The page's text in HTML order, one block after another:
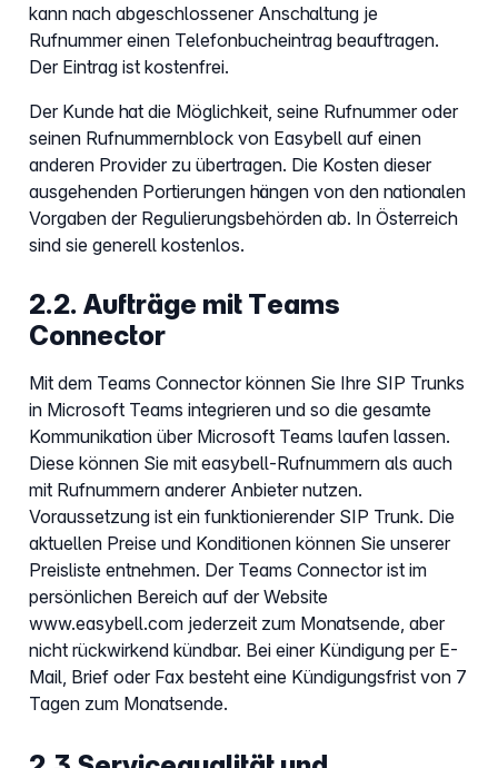
kann nach abgeschlossener Anschaltung je
Rufnummer einen Telefonbucheintrag beauftragen.
Der Eintrag ist kostenfrei.
Der Kunde hat die Möglichkeit, seine Rufnummer oder
seinen Rufnummernblock von Easybell auf einen
anderen Provider zu übertragen. Die Kosten dieser
ausgehenden Portierungen hängen von den nationalen
Vorgaben der Regulierungsbehörden ab. In Österreich
sind sie generell kostenlos.
2.2. Aufträge mit Teams
Connector
Mit dem Teams Connector können Sie Ihre SIP Trunks
in Microsoft Teams integrieren und so die gesamte
Kommunikation über Microsoft Teams laufen lassen.
Diese können Sie mit easybell-Rufnummern als auch
mit Rufnummern anderer Anbieter nutzen.
Voraussetzung ist ein funktionierender SIP Trunk. Die
aktuellen Preise und Konditionen können Sie unserer
Preisliste entnehmen. Der Teams Connector ist im
persönlichen Bereich auf der Website
www.easybell.com jederzeit zum Monatsende, aber
nicht rückwirkend kündbar. Bei einer Kündigung per E-
Mail, Brief oder Fax besteht eine Kündigungsfrist von 7
Tagen zum Monatsende.